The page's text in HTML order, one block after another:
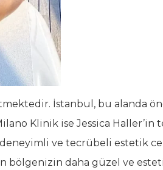
İstanbul, bu alanda
Klinik ise Jessica Haller’in
ve tecrübeli estetik
bölgenizin daha güzel ve